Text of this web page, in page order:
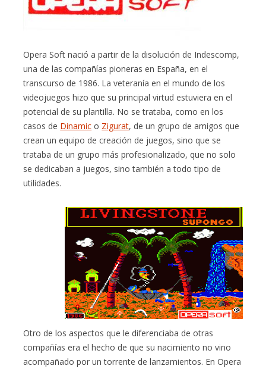
Opera Soft nació a partir de la disolución de Indescomp,
una de las compañías pioneras en España, en el
transcurso de 1986. La veteranía en el mundo de los
videojuegos hizo que su principal virtud estuviera en el
potencial de su plantilla. No se trataba, como en los
casos de Dinamic o Zigurat, de un grupo de amigos que
crean un equipo de creación de juegos, sino que se
trataba de un grupo más profesionalizado, que no solo
se dedicaban a juegos, sino también a todo tipo de
utilidades.
Otro de los aspectos que le diferenciaba de otras
compañías era el hecho de que su nacimiento no vino
acompañado por un torrente de lanzamientos. En Opera